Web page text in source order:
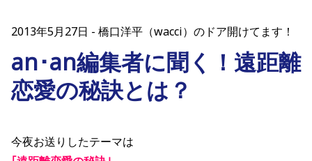
2013年5月27日 橋口洋平（wacci）のドア開けてます！
an･an編集者に聞く！遠距離
恋愛の秘訣とは？
今夜お送りしたテーマは